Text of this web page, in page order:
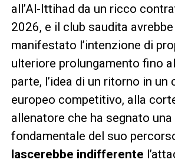
all’Al-Ittihad da un ricco
2026, e il club saudita
manifestato l’intenzione di
ulteriore prolungamento fino
parte, l’idea di un ritorno in un
europeo competitivo, alla
allenatore che ha segnato una
fondamentale del suo
lascerebbe indifferente